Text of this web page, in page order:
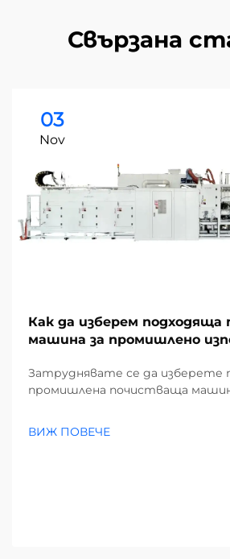
Свързана
03
Nov
Как да изберем
машина за промишлено
Затруднявате се да изберете
промишлена почистваща
Намалете разходите и
ВИЖ ПОВЕЧЕ